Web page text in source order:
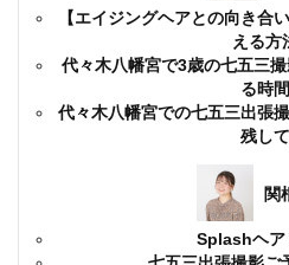
【エイジングヘアとの向き合
える方
代々木八幡宮で3歳の七五三
る時間
代々木八幡宮での七五三出張
残して
関
Splashヘア